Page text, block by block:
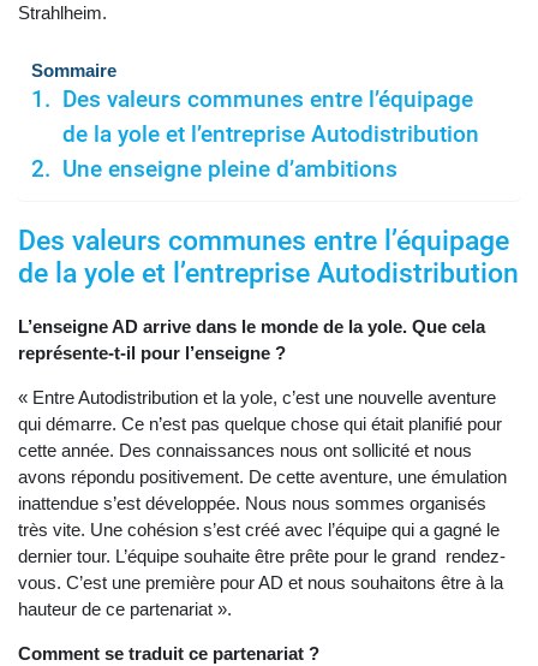
Strahlheim.
Sommaire
Des valeurs communes entre l’équipage
de la yole et l’entreprise Autodistribution
Une enseigne pleine d’ambitions
Des valeurs communes entre l’équipage
de la yole et l’entreprise Autodistribution
L’enseigne AD arrive dans le monde de la yole. Que cela
représente-t-il pour l’enseigne ?
« Entre Autodistribution et la yole, c’est une nouvelle aventure
qui démarre. Ce n’est pas quelque chose qui était planifié pour
cette année. Des connaissances nous ont sollicité et nous
avons répondu positivement. De cette aventure, une émulation
inattendue s’est développée. Nous nous sommes organisés
très vite. Une cohésion s’est créé avec l’équipe qui a gagné le
dernier tour. L’équipe souhaite être prête pour le grand rendez-
vous. C’est une première pour AD et nous souhaitons être à la
hauteur de ce partenariat ».
Comment se traduit ce partenariat ?